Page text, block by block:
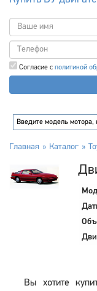
Согласие с политикой
Главная Каталог
Вы хотите